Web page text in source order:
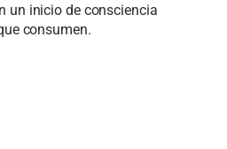
un inicio de consciencia
consumen.